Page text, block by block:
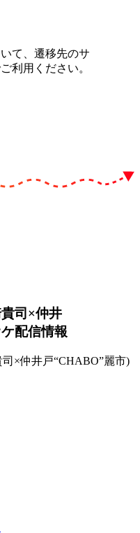
て、遷移先のサ
利用ください。
司×仲井
配信情報
司×仲井戸“CHABO”麗市)